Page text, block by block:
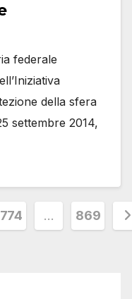
federale
della sfera
settembre 2014,
774 … 869